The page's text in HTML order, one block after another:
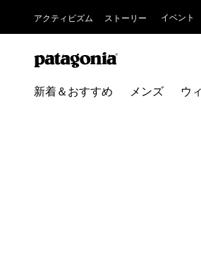
アクティビズム ストーリー イベント
新着＆おすすめ メンズ ウ